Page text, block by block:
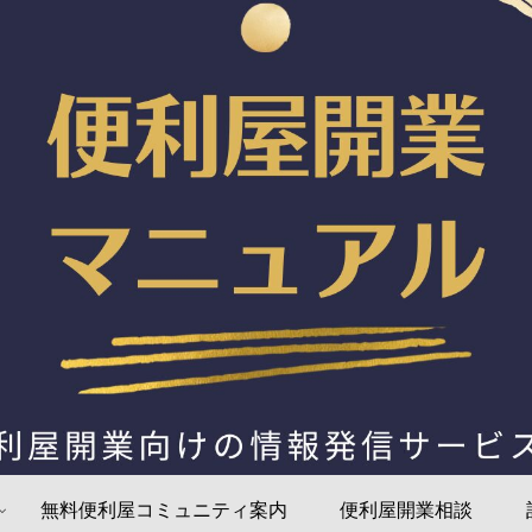
無料便利屋コミュニティ案内 便利屋開業相談